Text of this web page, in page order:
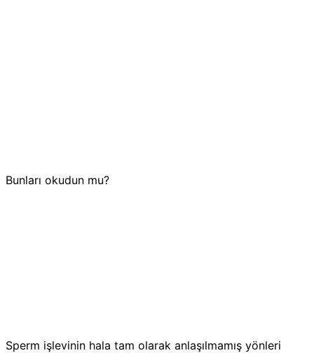
Bunları okudun mu?
Sperm işlevinin hala tam olarak anlaşılmamış yönleri